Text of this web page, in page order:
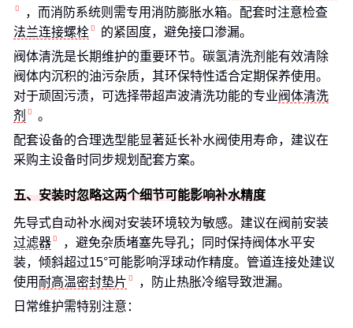
，而消防系统则需专用消防膨胀水箱。配套时注意检查
法兰连接螺栓
的紧固度，避免接口渗漏。
阀体清洗是长期维护的重要环节。碳氢清洗剂能有效清除
阀体内沉积的油污杂质，其环保特性适合定期保养使用。
对于顽固污渍，可选择带超声波清洗功能的专业阀体清洗
剂
。
配套设备的合理选型能显著延长补水阀使用寿命，建议在
采购主设备时同步规划配套方案。
五、安装时忽略这两个细节可能影响补水精度
先导式自动补水阀对安装环境较为敏感。建议在阀前安装
过滤器
，避免杂质堵塞先导孔；同时保持阀体水平安
装，倾斜超过15°可能影响浮球动作精度。管道连接处建议
使用 耐高温密封垫片
，防止热胀冷缩导致泄漏。
日常维护需特别注意：